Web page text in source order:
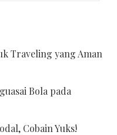
Traveling yang Aman
Bola pada
Cobain Yuks!